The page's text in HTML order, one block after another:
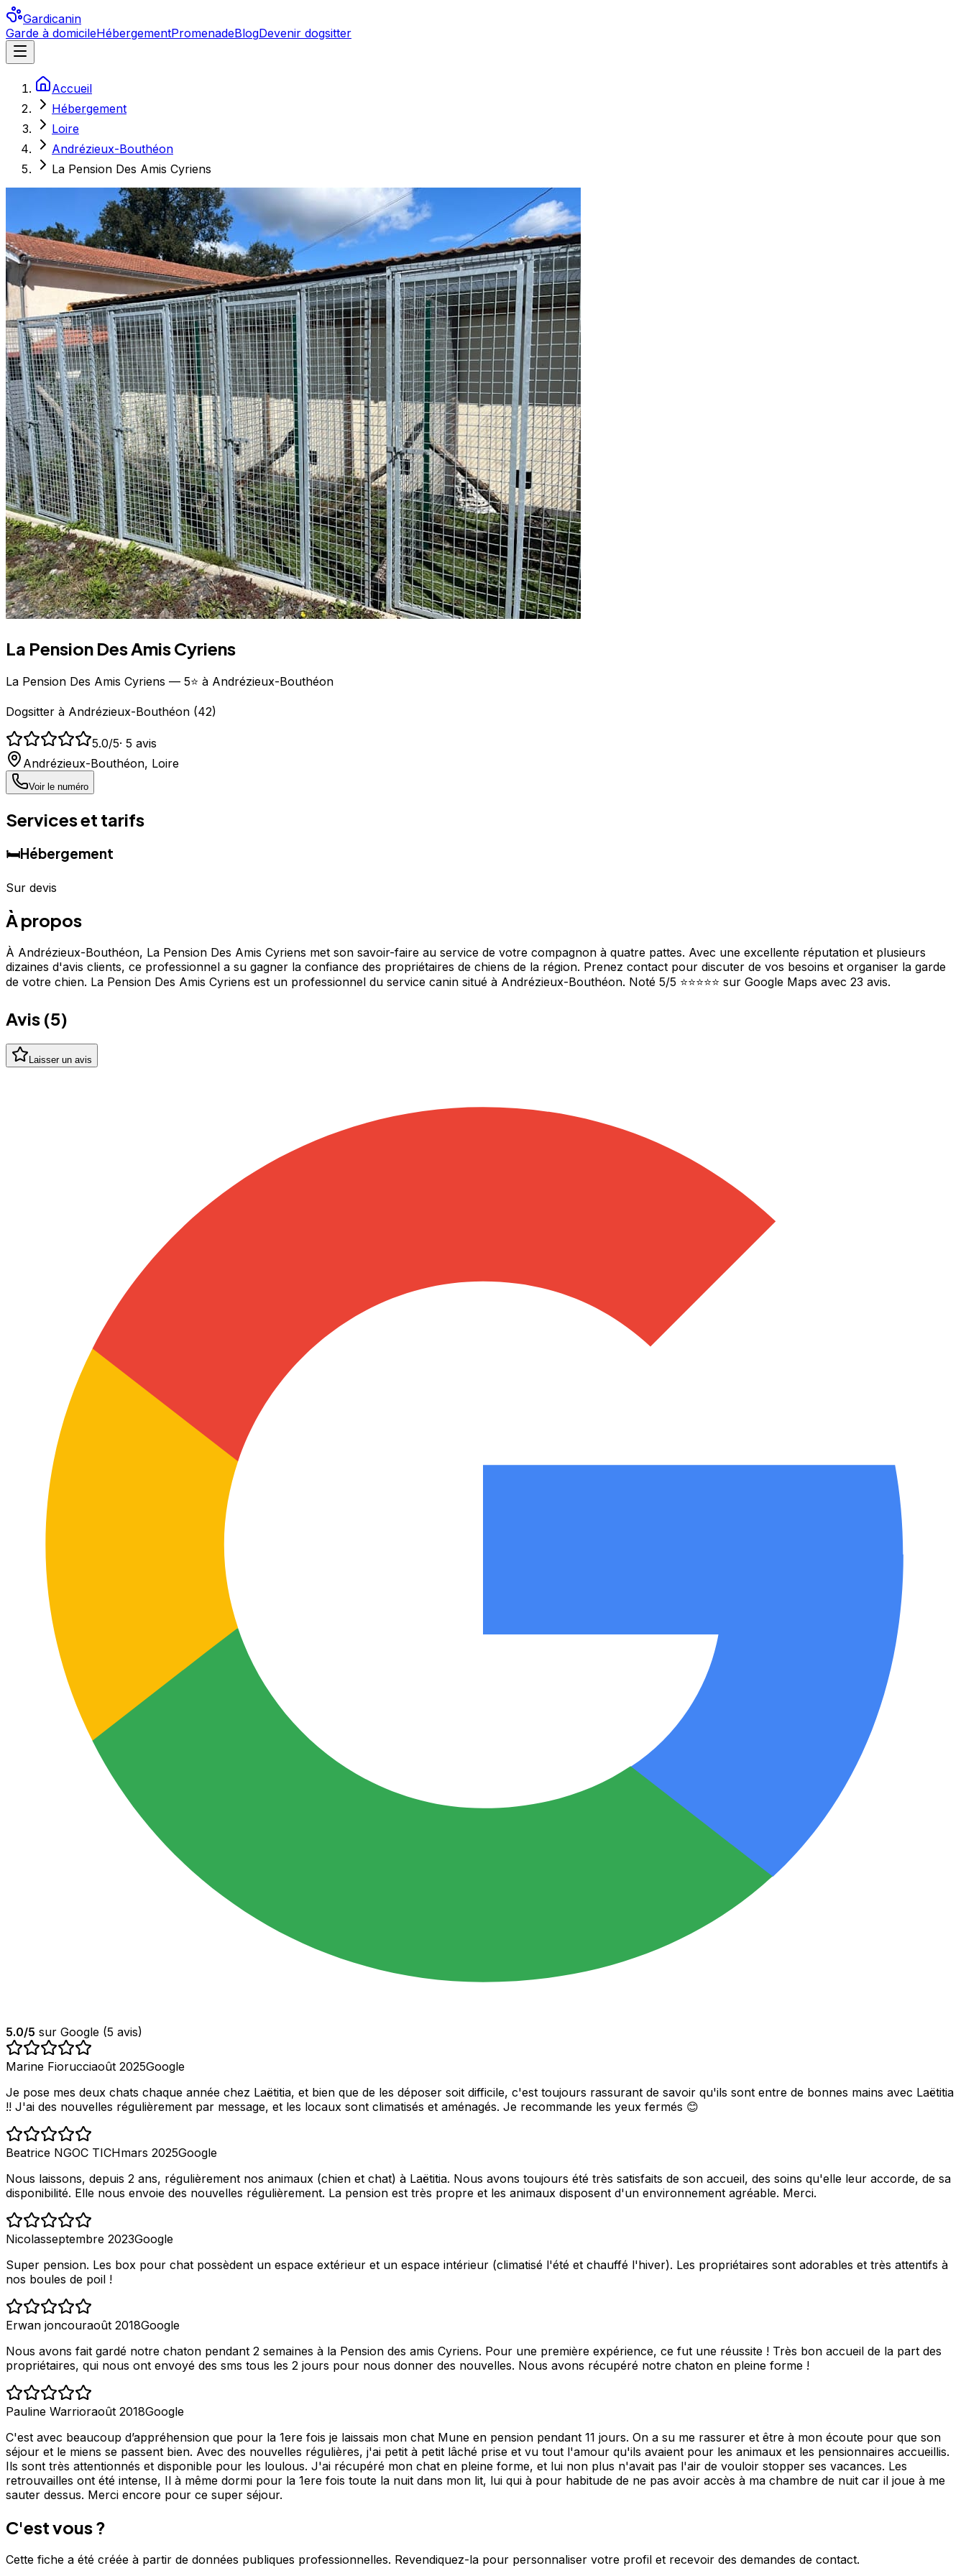
Gardicanin
Garde à domicileHébergementPromenadeBlogDevenir dogsitter
Accueil
Hébergement
Loire
Andrézieux-Bouthéon
La Pension Des Amis Cyriens
La Pension Des Amis Cyriens
La Pension Des Amis Cyriens — 5⭐ à Andrézieux-Bouthéon
Dogsitter à Andrézieux-Bouthéon (42)
5.0/5· 5 avis
Andrézieux-Bouthéon, Loire
Voir le numéro
Services et tarifs
🛏️Hébergement
Sur devis
À propos
À Andrézieux-Bouthéon, La Pension Des Amis Cyriens met son savoir-faire au service de votre compagnon à quatre pattes. Avec une excellente réputation et plusieurs
dizaines d'avis clients, ce professionnel a su gagner la confiance des propriétaires de chiens de la région. Prenez contact pour discuter de vos besoins et organiser la garde
de votre chien. La Pension Des Amis Cyriens est un professionnel du service canin situé à Andrézieux-Bouthéon. Noté 5/5 ⭐⭐⭐⭐⭐ sur Google Maps avec 23 avis.
Avis (5)
Laisser un avis
5.0/5 sur Google (5 avis)
Marine Fiorucciaoût 2025Google
Je pose mes deux chats chaque année chez Laëtitia, et bien que de les déposer soit difficile, c'est toujours rassurant de savoir qu'ils sont entre de bonnes mains avec Laëtitia
!! J'ai des nouvelles régulièrement par message, et les locaux sont climatisés et aménagés. Je recommande les yeux fermés 😊
Beatrice NGOC TICHmars 2025Google
Nous laissons, depuis 2 ans, régulièrement nos animaux (chien et chat) à Laëtitia. Nous avons toujours été très satisfaits de son accueil, des soins qu'elle leur accorde, de sa
disponibilité. Elle nous envoie des nouvelles régulièrement. La pension est très propre et les animaux disposent d'un environnement agréable. Merci.
Nicolasseptembre 2023Google
Super pension. Les box pour chat possèdent un espace extérieur et un espace intérieur (climatisé l'été et chauffé l'hiver). Les propriétaires sont adorables et très attentifs à
nos boules de poil !
Erwan joncouraoût 2018Google
Nous avons fait gardé notre chaton pendant 2 semaines à la Pension des amis Cyriens. Pour une première expérience, ce fut une réussite ! Très bon accueil de la part des
propriétaires, qui nous ont envoyé des sms tous les 2 jours pour nous donner des nouvelles. Nous avons récupéré notre chaton en pleine forme !
Pauline Warrioraoût 2018Google
C'est avec beaucoup d’appréhension que pour la 1ere fois je laissais mon chat Mune en pension pendant 11 jours. On a su me rassurer et être à mon écoute pour que son
séjour et le miens se passent bien. Avec des nouvelles régulières, j'ai petit à petit lâché prise et vu tout l'amour qu'ils avaient pour les animaux et les pensionnaires accueillis.
Ils sont très attentionnés et disponible pour les loulous. J'ai récupéré mon chat en pleine forme, et lui non plus n'avait pas l'air de vouloir stopper ses vacances. Les
retrouvailles ont été intense, Il à même dormi pour la 1ere fois toute la nuit dans mon lit, lui qui à pour habitude de ne pas avoir accès à ma chambre de nuit car il joue à me
sauter dessus. Merci encore pour ce super séjour.
C'est vous ?
Cette fiche a été créée à partir de données publiques professionnelles. Revendiquez-la pour personnaliser votre profil et recevoir des demandes de contact.